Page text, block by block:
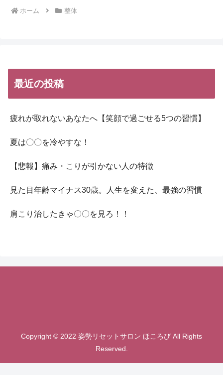
ホーム 整体
最近の投稿
疲れが取れないあなたへ【笑顔で過ごせる5つの習慣】
夏は〇〇を冷やすな！
【悲報】痛み・こりが引かない人の特徴
見た目年齢マイナス30歳。人生を変えた、最強の習慣
肩こり治したきゃ〇〇を見ろ！！
Copyright © 2022 姿勢リセットサロン ほころび All Rights
Reserved.